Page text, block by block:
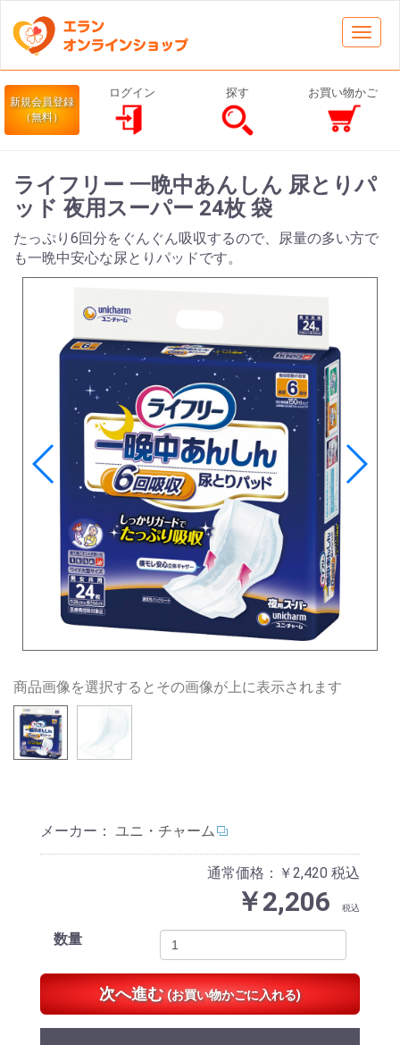
新規会員登録
（無料）
ログイン 探す お買い物かご
ライフリー 一晩中あんしん 尿とりパ
ッド 夜用スーパー 24枚 袋
たっぷり6回分をぐんぐん吸収するので、尿量の多い方で
も一晩中安心な尿とりパッドです。
商品画像を選択するとその画像が上に表示されます
メーカー： ユニ・チャーム
通常価格：￥2,420 税込
￥2,206 税込
数量
次へ進む (お買い物かごに入れる)